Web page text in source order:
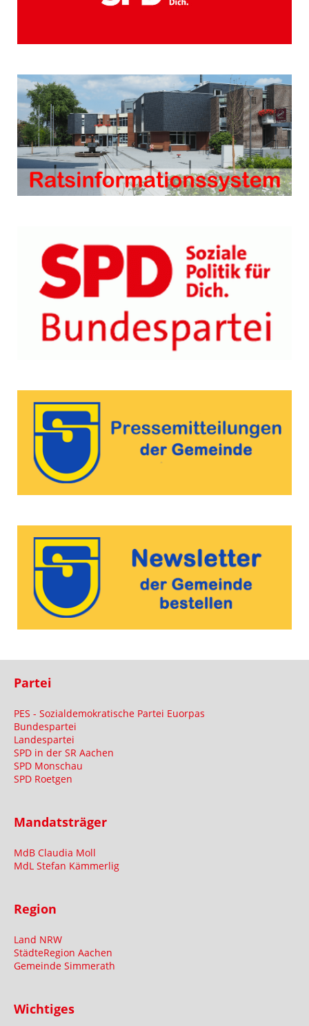
Partei
PES - Sozialdemokratische Partei Euorpas
Bundespartei
Landespartei
SPD in der SR Aachen
SPD Monschau
SPD Roetgen
Mandatsträger
MdB Claudia Moll
MdL Stefan Kämmerlig
Region
Land NRW
StädteRegion Aachen
Gemeinde Simmerath
Wichtiges